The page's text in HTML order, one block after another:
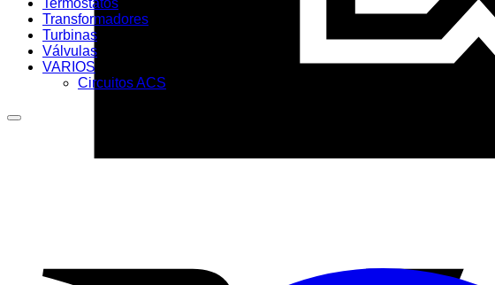
Termostatos
Transformadores
Turbinas
Válvulas
VARIOS
Circuitos ACS